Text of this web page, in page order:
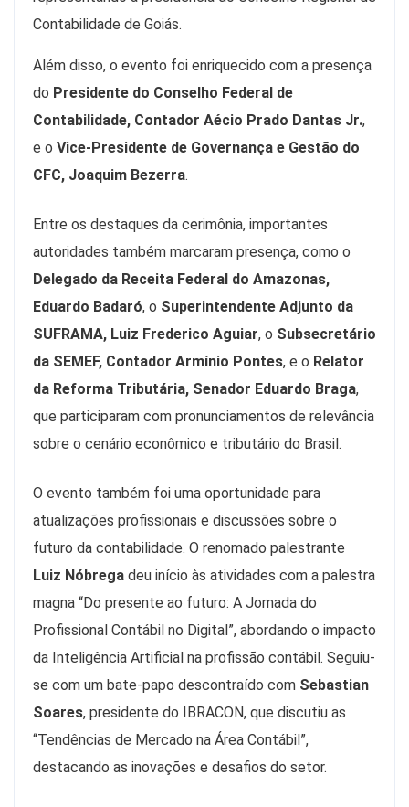
Contabilidade de Goiás.
Além disso, o evento foi enriquecido com a presença
do Presidente do Conselho Federal de
Contabilidade, Contador Aécio Prado Dantas Jr.,
e o Vice-Presidente de Governança e Gestão do
CFC, Joaquim Bezerra.
Entre os destaques da cerimônia, importantes
autoridades também marcaram presença, como o
Delegado da Receita Federal do Amazonas,
Eduardo Badaró, o Superintendente Adjunto da
SUFRAMA, Luiz Frederico Aguiar, o Subsecretário
da SEMEF, Contador Armínio Pontes, e o Relator
da Reforma Tributária, Senador Eduardo Braga,
que participaram com pronunciamentos de relevância
sobre o cenário econômico e tributário do Brasil.
O evento também foi uma oportunidade para
atualizações profissionais e discussões sobre o
futuro da contabilidade. O renomado palestrante
Luiz Nóbrega deu início às atividades com a palestra
magna “Do presente ao futuro: A Jornada do
Profissional Contábil no Digital”, abordando o impacto
da Inteligência Artificial na profissão contábil. Seguiu-
se com um bate-papo descontraído com Sebastian
Soares, presidente do IBRACON, que discutiu as
“Tendências de Mercado na Área Contábil”,
destacando as inovações e desafios do setor.